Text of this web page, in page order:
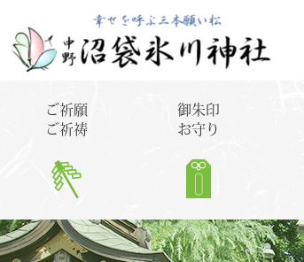
ご祈願
ご祈祷
御朱印
お守り